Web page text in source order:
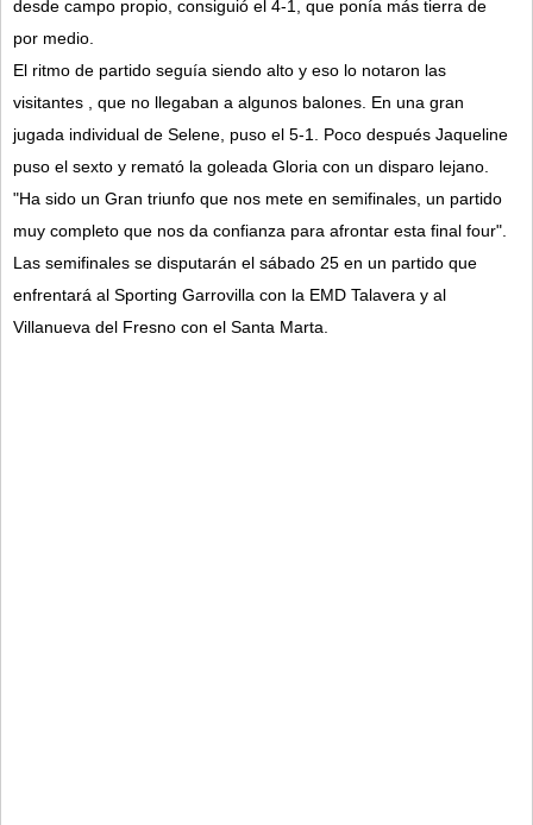
desde campo propio, consiguió el 4-1, que ponía más tierra de
por medio.
El ritmo de partido seguía siendo alto y eso lo notaron las
visitantes , que no llegaban a algunos balones. En una gran
jugada individual de Selene, puso el 5-1. Poco después Jaqueline
puso el sexto y remató la goleada Gloria con un disparo lejano.
"Ha sido un Gran triunfo que nos mete en semifinales, un partido
muy completo que nos da confianza para afrontar esta final four".
Las semifinales se disputarán el sábado 25 en un partido que
enfrentará al Sporting Garrovilla con la EMD Talavera y al
Villanueva del Fresno con el Santa Marta.